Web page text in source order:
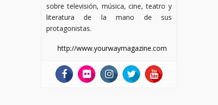
sobre televisión, música, cine, teatro y
literatura de la mano de sus
protagonistas.
http://www.yourwaymagazine.com